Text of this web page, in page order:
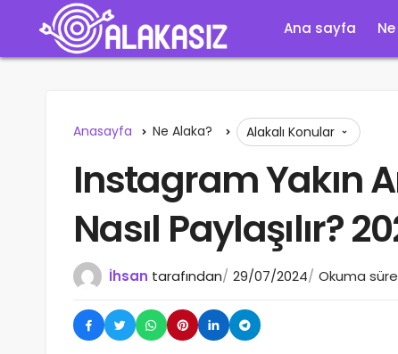
Ana sayfa
Anasayfa Ne Alaka? Alakalı Konular
Instagram Yakın
Nasıl Paylaşılır?
İhsan tarafından 29/07/2024 Okuma